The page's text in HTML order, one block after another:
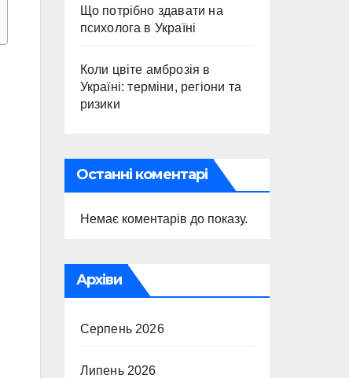
Що потрібно здавати на
психолога в Україні
Коли цвіте амброзія в
Україні: терміни, регіони та
ризики
Останні коментарі
Немає коментарів до показу.
Архіви
Серпень 2026
Липень 2026